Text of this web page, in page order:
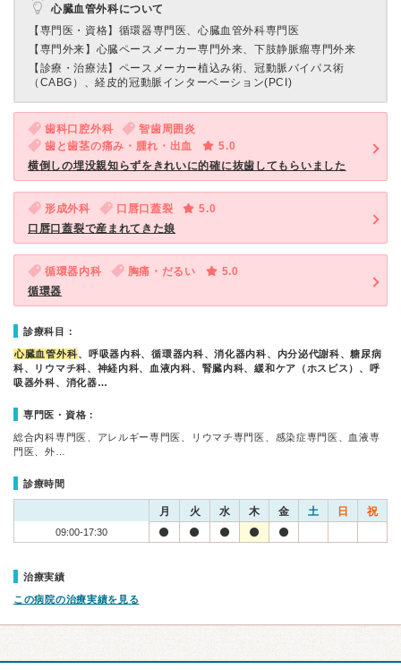
心臓血管外科について
【専門医・資格】 循環器専門医、心臓血管外科専門医
【専門外来】 心臓ペースメーカー専門外来、下肢静脈瘤専門外来
【診療・治療法】 ペースメーカー植込み術、冠動脈バイパス術
（CABG）、経皮的冠動脈インターベーション(PCI)
歯科口腔外科
智歯周囲炎
歯と歯茎の痛み・腫れ・出血
5.0
横倒しの埋没親知らずをきれいに的確に抜歯してもらいました
形成外科 口唇口蓋裂
5.0
口唇口蓋裂で産まれてきた娘
循環器内科 胸痛・だるい
5.0
循環器
診療科目：
心臓血管外科、呼吸器内科、循環器内科、消化器内科、内分泌代謝科、糖尿病
科、リウマチ科、神経内科、血液内科、腎臓内科、緩和ケア（ホスピス）、呼
吸器外科、消化器…
専門医・資格：
総合内科専門医、アレルギー専門医、リウマチ専門医、感染症専門医、血液専
門医、外…
診療時間
月 火 水 木 金 土 日 祝
09:00-17:30
治療実績
この病院の治療実績を見る